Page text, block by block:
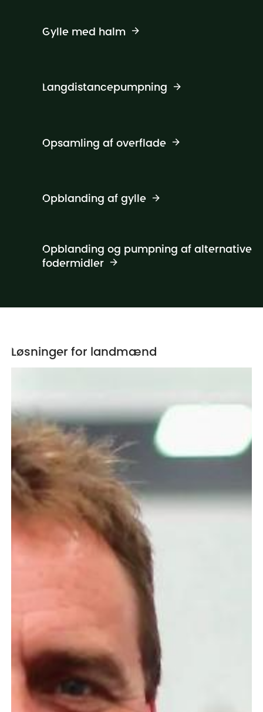
Gylle med halm
Langdistancepumpning
Opsamling af overflade
Opblanding af gylle
Opblanding og pumpning af alternative
fodermidler
Løsninger for landmænd